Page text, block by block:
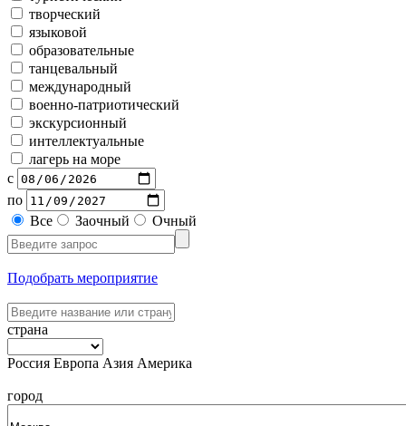
творческий
языковой
образовательные
танцевальный
международный
военно-патриотический
экскурсионный
интеллектуальные
лагерь на море
с
по
Все
Заочный Очный
Подобрать мероприятие
страна
Россия Европа Азия Америка
город